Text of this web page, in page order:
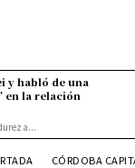
y habló de una
en la relación
CÓRDOBA